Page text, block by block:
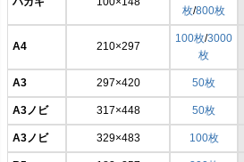
枚/800枚
A4 210×297
100枚/3000
枚
A3 297×420 50枚
A3ノビ 317×448 50枚
A3ノビ 329×483 100枚